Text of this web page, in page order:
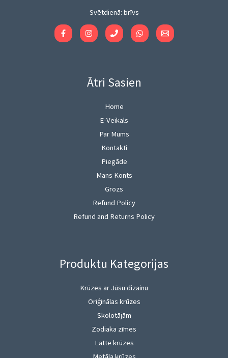
Svētdienā: brīvs
Ātri Sasien
Home
E-Veikals
Par Mums
Kontakti
Piegāde
Mans Konts
Grozs
Refund Policy
Refund and Returns Policy
Produktu Kategorijas
Krūzes ar Jūsu dizainu
Oriģinālas krūzes
Skolotājām
Zodiaka zīmes
Latte krūzes